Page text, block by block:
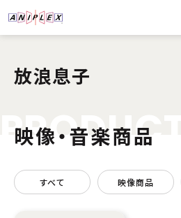
放浪息子
PRODUC
映像・音楽商品
すべて 映像商品